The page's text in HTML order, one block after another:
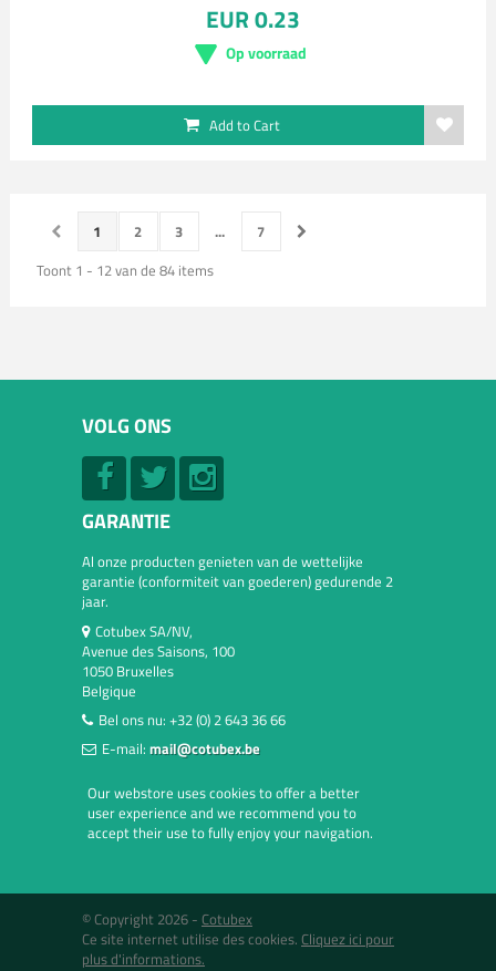
EUR 0.23
Op voorraad
Add to Cart
1 2 3 ...
7
Toont 1 - 12 van de 84 items
VOLG ONS
GARANTIE
Al onze producten genieten van de wettelijke
garantie (conformiteit van goederen) gedurende 2
jaar.
Cotubex SA/NV,
Avenue des Saisons, 100
1050 Bruxelles
Belgique
Bel ons nu: +32 (0) 2 643 36 66
E-mail: mail@cotubex.be
Our webstore uses cookies to offer a better
user experience and we recommend you to
accept their use to fully enjoy your navigation.
© Copyright 2026 - Cotubex
Ce site internet utilise des cookies. Cliquez ici pour
plus d'informations.